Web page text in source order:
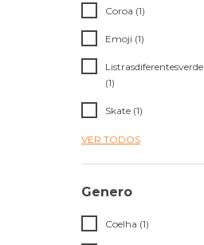
Coroa (1)
Emoji (1)
Listrasdiferentesverde
(1)
Skate (1)
VER TODOS
Genero
Coelha (1)